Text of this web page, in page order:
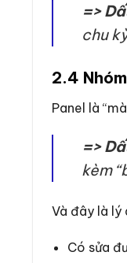
=>
chu
2.4
Panel là
=>
kèm
Và đây là lý
Có sửa